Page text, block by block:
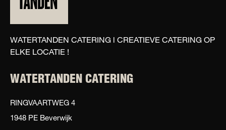
WATERTANDEN CATERING l CREATIEVE CATERING OP
ELKE LOCATIE !
WATERTANDEN CATERING
RINGVAARTWEG 4
1948 PE Beverwijk